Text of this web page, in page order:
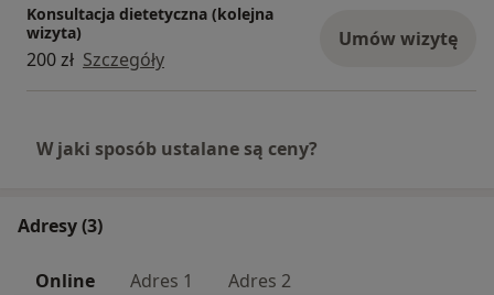
Konsultacja dietetyczna (kolejna
wizyta)
200 zł Szczegóły
Umów wizytę
W jaki sposób ustalane są ceny?
Adresy (3)
Online Adres 1 Adres 2